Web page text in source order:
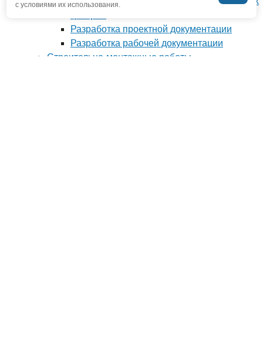
с условиями их использования.
Разработка проектной документации
Разработка рабочей документации
Строительно-монтажные работы